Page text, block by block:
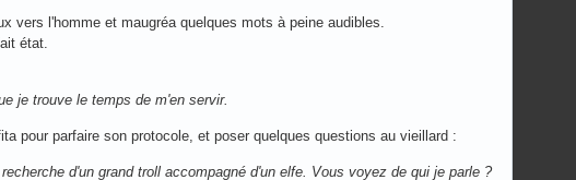
l'homme et maugréa quelques mots à peine audibles.
état.
je trouve le temps de m'en servir.
pour parfaire son protocole, et poser quelques questions au vieillard :
d'un grand troll accompagné d'un elfe. Vous voyez de qui je parle ?